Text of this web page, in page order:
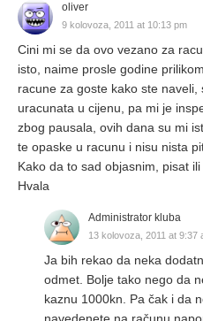
oliver
9 kolovoza, 2011 at 10:13 pm
Cini mi se da ovo vezano za
isto, naime prosle godine
racune za goste kako ste naveli,
uracunata u cijenu, pa mi je
zbog pausala, ovih dana su mi
te opaske u racunu i nisu nista
Kako da to sad objasnim, pisat
Hvala
Administrator kluba
13 kolovoza, 2011 at 9:37
Ja bih rekao da neka
odmet. Bolje tako nego da
kaznu 1000kn. Pa čak i da